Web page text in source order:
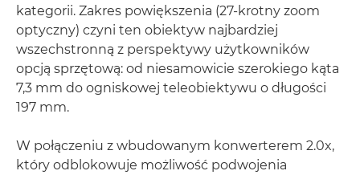
kategorii. Zakres powiększenia (27-krotny zoom
optyczny) czyni ten obiektyw najbardziej
wszechstronną z perspektywy użytkowników
opcją sprzętową: od niesamowicie szerokiego kąta
7,3 mm do ogniskowej teleobiektywu o długości
197 mm.
W połączeniu z wbudowanym konwerterem 2.0x,
który odblokowuje możliwość podwojenia